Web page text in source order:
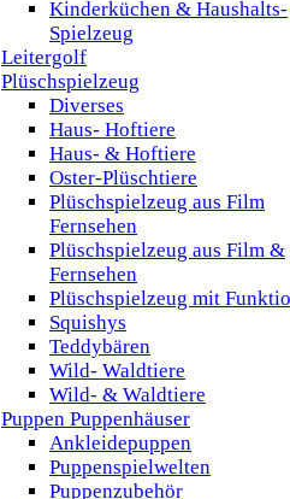
Kinderküchen & Haushalts-
Spielzeug
Leitergolf
Plüschspielzeug
Diverses
Haus- Hoftiere
Haus- & Hoftiere
Oster-Plüschtiere
Plüschspielzeug aus Film
Fernsehen
Plüschspielzeug aus Film &
Fernsehen
Plüschspielzeug mit
Squishys
Teddybären
Wild- Waldtiere
Wild- & Waldtiere
Puppen Puppenhäuser
Ankleidepuppen
Puppenspielwelten
Puppenzubehör